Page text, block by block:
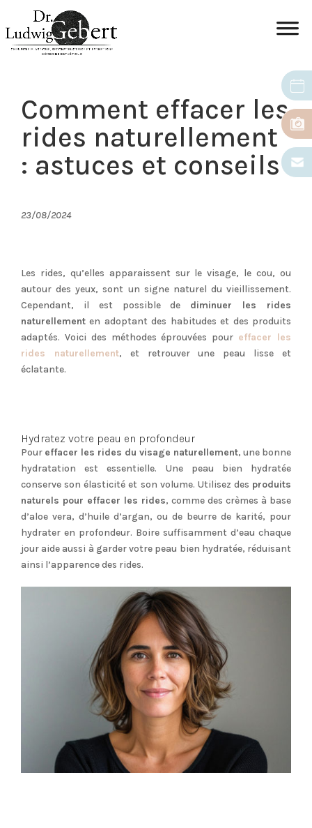
Comment effacer les
rides naturellement
: astuces et conseils
23/08/2024
Les rides, qu’elles apparaissent sur le visage, le cou, ou
autour des yeux, sont un signe naturel du vieillissement.
Cependant, il est possible de diminuer les rides
naturellement en adoptant des habitudes et des produits
adaptés. Voici des méthodes éprouvées pour effacer les
rides naturellement, et retrouver une peau lisse et
éclatante.
Hydratez votre peau en profondeur
Pour effacer les rides du visage naturellement, une bonne
hydratation est essentielle. Une peau bien hydratée
conserve son élasticité et son volume. Utilisez des produits
naturels pour effacer les rides, comme des crèmes à base
d’aloe vera, d’huile d’argan, ou de beurre de karité, pour
hydrater en profondeur. Boire suffisamment d’eau chaque
jour aide aussi à garder votre peau bien hydratée, réduisant
ainsi l’apparence des rides.